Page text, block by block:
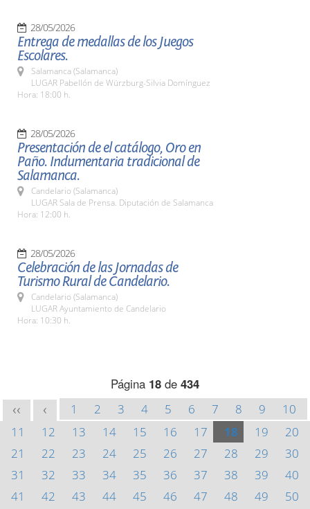
28/05/2026
Entrega de medallas de los Juegos
Escolares.
Salamanca (Salamanca)
LUGAR Pabellón de Würzburg-Silvia Domínguez
Hora: 18:00 h.
28/05/2026
Presentación de el catálogo, Oro en
Paño. Indumentaria tradicional de
Salamanca.
Candelario (Salamanca)
LUGAR Sala de Prensa. Diputación de Salamanca
Hora: 12:00 h.
28/05/2026
Celebración de las Jornadas de
Turismo Rural de Candelario.
Candelario (Salamanca)
LUGAR Ayuntamiento de Candelario
Hora: 10:30 h.
Página 18 de 434
<< < 1 2 3 4 5 6 7 8 9
10
11
12 13 14 15 16 17 18 19
20
21
22 23 24 25 26 27 28 29
30
31
32 33 34 35 36 37 38 39
40
41
42 43 44 45 46 47 48 49
50